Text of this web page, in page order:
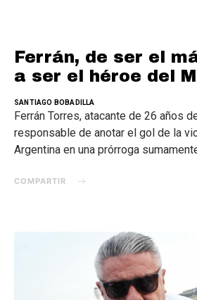
Ferrán, de ser el
a ser el héroe del
SANTIAGO BOBADILLA
Ferrán Torres, atacante de 26 años
responsable de anotar el gol de la
Argentina en una prórroga
COMPARTIR